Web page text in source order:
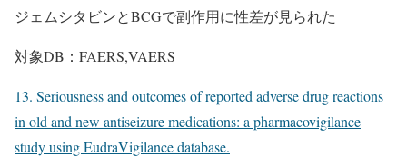
ジェムシタビンとBCGで副作用に性差が見られた
対象DB：FAERS,VAERS
13. Seriousness and outcomes of reported adverse drug reactions
in old and new antiseizure medications: a pharmacovigilance
study using EudraVigilance database.